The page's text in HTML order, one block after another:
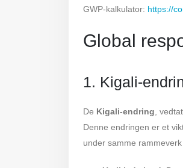
GWP-kalkulator: https://
Global
1. Kigali-
De Kigali-endring ,
Denne endringen er et
under samme